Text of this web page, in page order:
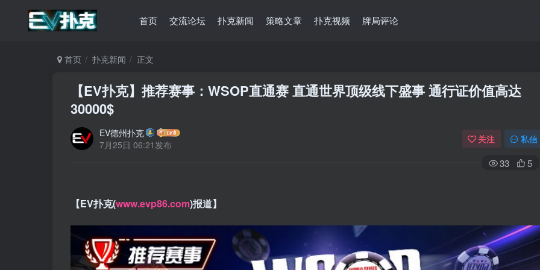
首页 交流论坛 扑克新闻 策略文章 扑克视频 牌局评论
首页 扑克新闻 正文
【EV扑克】推荐赛事：WSOP直通赛 直通世界顶级线下盛事 通行证价值高达
30000$
EV德州扑克
7月25日 06:21发布
关注 私信
33 5
【EV扑克(www.evp86.com)报道】